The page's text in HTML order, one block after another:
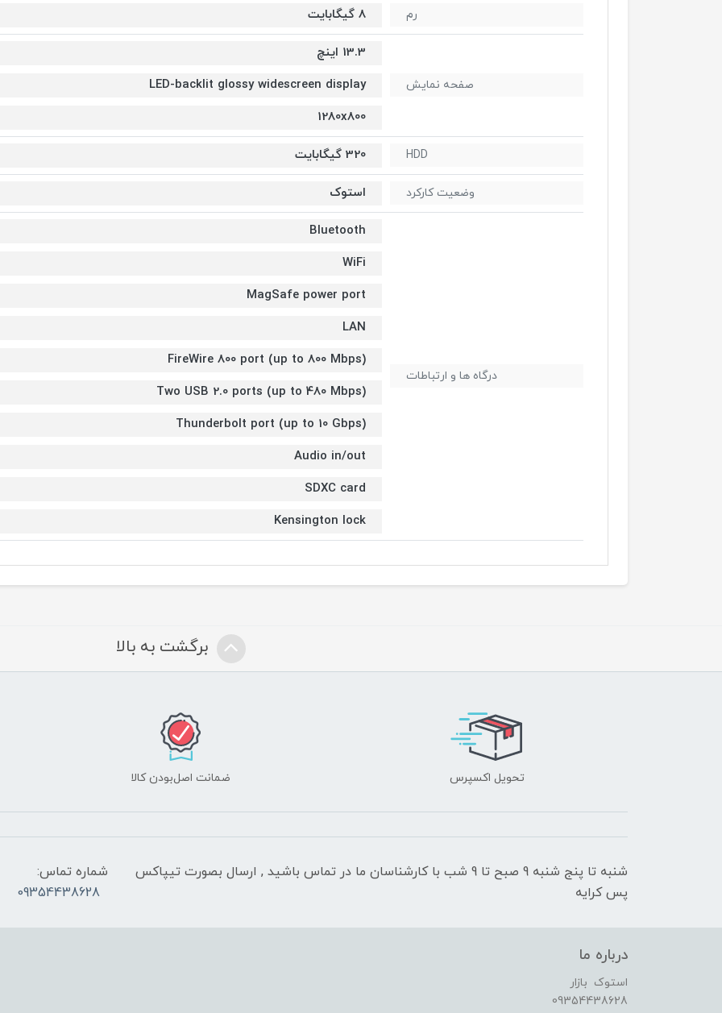
رم 8 گیگابایت
صفحه نمایش
13.3 اینچ
LED-backlit glossy widescreen display
1280x800
HDD 320 گیگابایت
وضعیت کارکرد استوک
درگاه ها و ارتباطات
Bluetooth
WiFi
MagSafe power port
LAN
FireWire 800 port (up to 800 Mbps)
Two USB 2.0 ports (up to 480 Mbps)
Thunderbolt port (up to 10 Gbps)
Audio in/out
SDXC card
Kensington lock
برگشت به بالا
تحویل اکسپرس ضمانت اصل‌بودن کالا
شنبه تا پنج شنبه 9 صبح تا 9 شب با کارشناسان ما در تماس باشید , ارسال بصورت تیپاکس
پس کرایه
شماره تماس:
09354438628
درباره ما
استوک بازار
09354438628